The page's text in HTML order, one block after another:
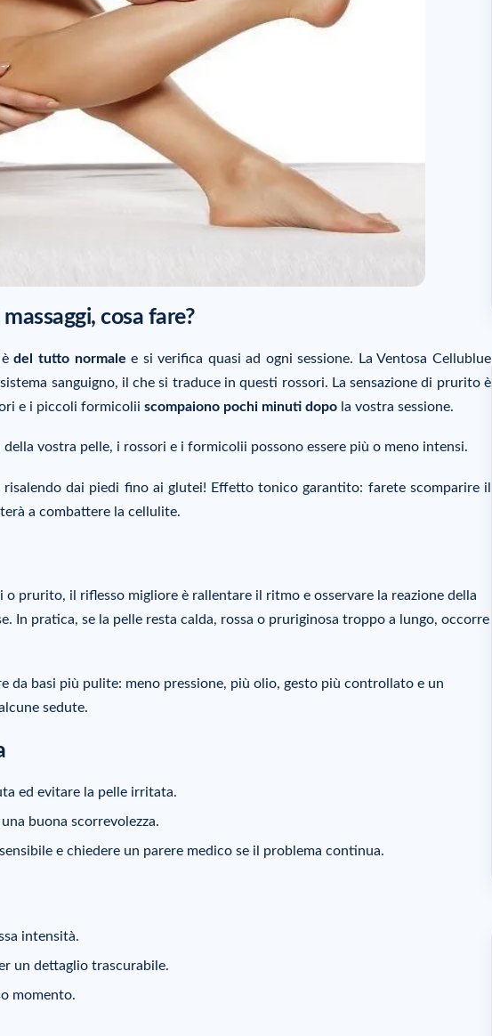
cosa fare?
èdel tutto normale e si verifica quasi ad ogni sessione. La Ventosa Cellublue
sanguigno, il che si traduce in questi rossori. La sensazione di prurito è
e i piccoli formicolii scompaiono pochi minuti dopo la vostra sessione.
vostra pelle, i rossori e i formicolii possono essere più o meno intensi.
risalendo dai piedi fino ai glutei! Effetto tonico garantito: farete scomparire il
a combattere la cellulite.
prurito, il riflesso migliore è rallentare il ritmo e osservare la reazione della
In pratica, se la pelle resta calda, rossa o pruriginosa troppo a lungo, occorre
da basi più pulite: meno pressione, più olio, gesto più controllato e un
sedute.
ed evitare la pelle irritata.
buona scorrevolezza.
e chiedere un parere medico se il problema continua.
intensità.
un dettaglio trascurabile.
momento.